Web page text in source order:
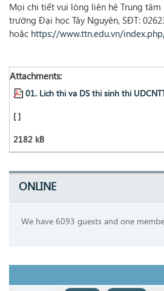
Mọi chi tiết vui lòng liên hệ Trung
trường Đại học Tây Nguyên, SĐT:
hoặc https://www.ttn.edu.vn/
Attachments:
01. Lich thi va DS thi sinh thi
[ ]
2182 kB
ONLINE
We have 6093 guests and one